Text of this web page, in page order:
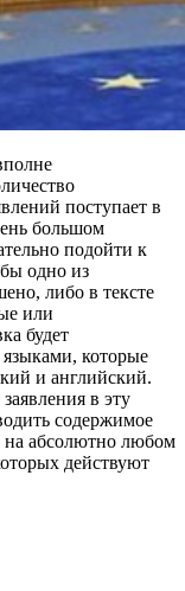
поступает в
большом
подойти к
одно из
либо в тексте
или
будет
которые
и английский.
в эту
содержимое
на абсолютно любом
действуют